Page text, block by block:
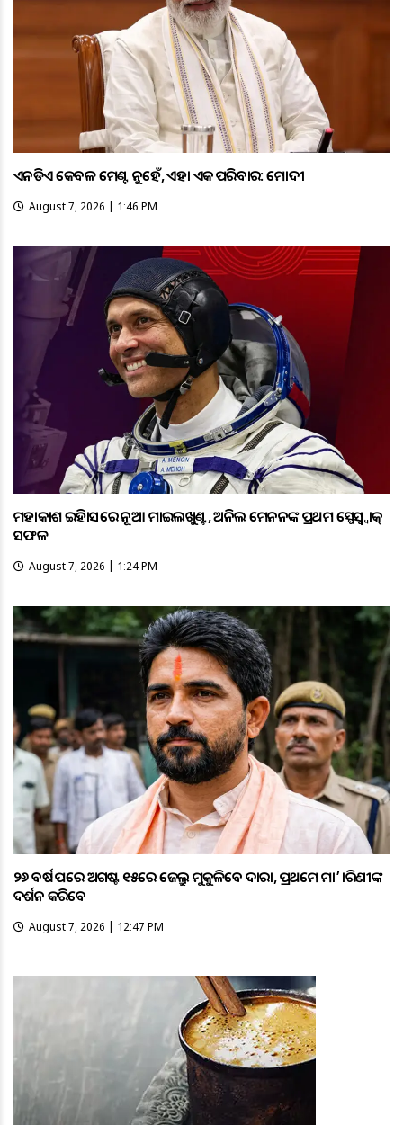
ଏନଡିଏ କେବଳ ମେଣ୍ଟ ନୁହେଁ, ଏହା ଏକ ପରିବାର: ମୋଦୀ
August 7, 2026 | 1:46 PM
ମହାକାଶ ଇତିହାସରେ ନୂଆ ମାଇଲଖୁଣ୍ଟ, ଅନିଲ ମେନନଙ୍କ ପ୍ରଥମ ସ୍ପେସ୍ୱ୍ୱାକ୍
ସଫଳ
August 7, 2026 | 1:24 PM
୨୬ ବର୍ଷ ପରେ ଅଗଷ୍ଟ ୧୫ରେ ଜେଲ୍ରୁ ମୁକୁଳିବେ ଦାରା, ପ୍ରଥମେ ମା’ ତାରିଣୀଙ୍କ
ଦର୍ଶନ କରିବେ
August 7, 2026 | 12:47 PM